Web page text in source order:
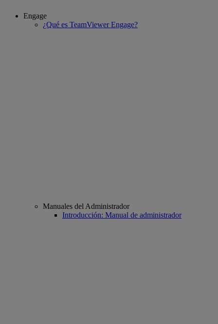
Engage
¿Qué es TeamViewer Engage?
Manuales del Administrador
Introducción: Manual de administrador